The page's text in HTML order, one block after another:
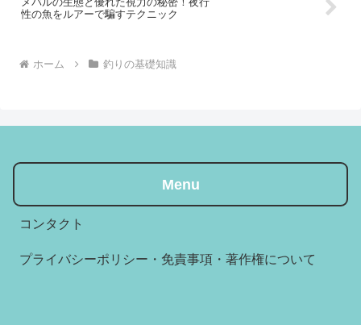
性の魚をルアーで騙すテクニック
ホーム 釣りの基礎知識
Menu
コンタクト
プライバシーポリシー・免責事項・著作権について